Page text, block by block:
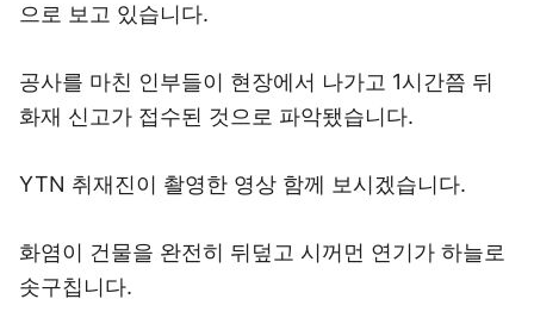
으로 보고 있습니다.
공사를 마친 인부들이 현장에서 나가고 1시간쯤 뒤
화재 신고가 접수된 것으로 파악됐습니다.
YTN 취재진이 촬영한 영상 함께 보시겠습니다.
화염이 건물을 완전히 뒤덮고 시꺼먼 연기가 하늘로
솟구칩니다.